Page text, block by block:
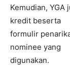
Kemudian, YGA
kredit beserta
formulir
nominee yang
digunakan.